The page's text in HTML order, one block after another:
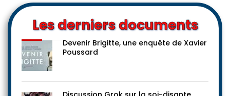
Les derniers documents
Devenir Brigitte, une enquête de Xavier
Poussard